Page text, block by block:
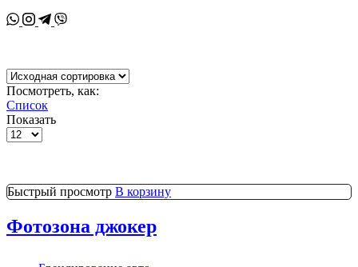
Whatsapp
Instagram
Telegram
Viber
Посмотреть, как:
Список
Показать
Товаров
Быстрый просмотр В корзину
Фотозона джокер